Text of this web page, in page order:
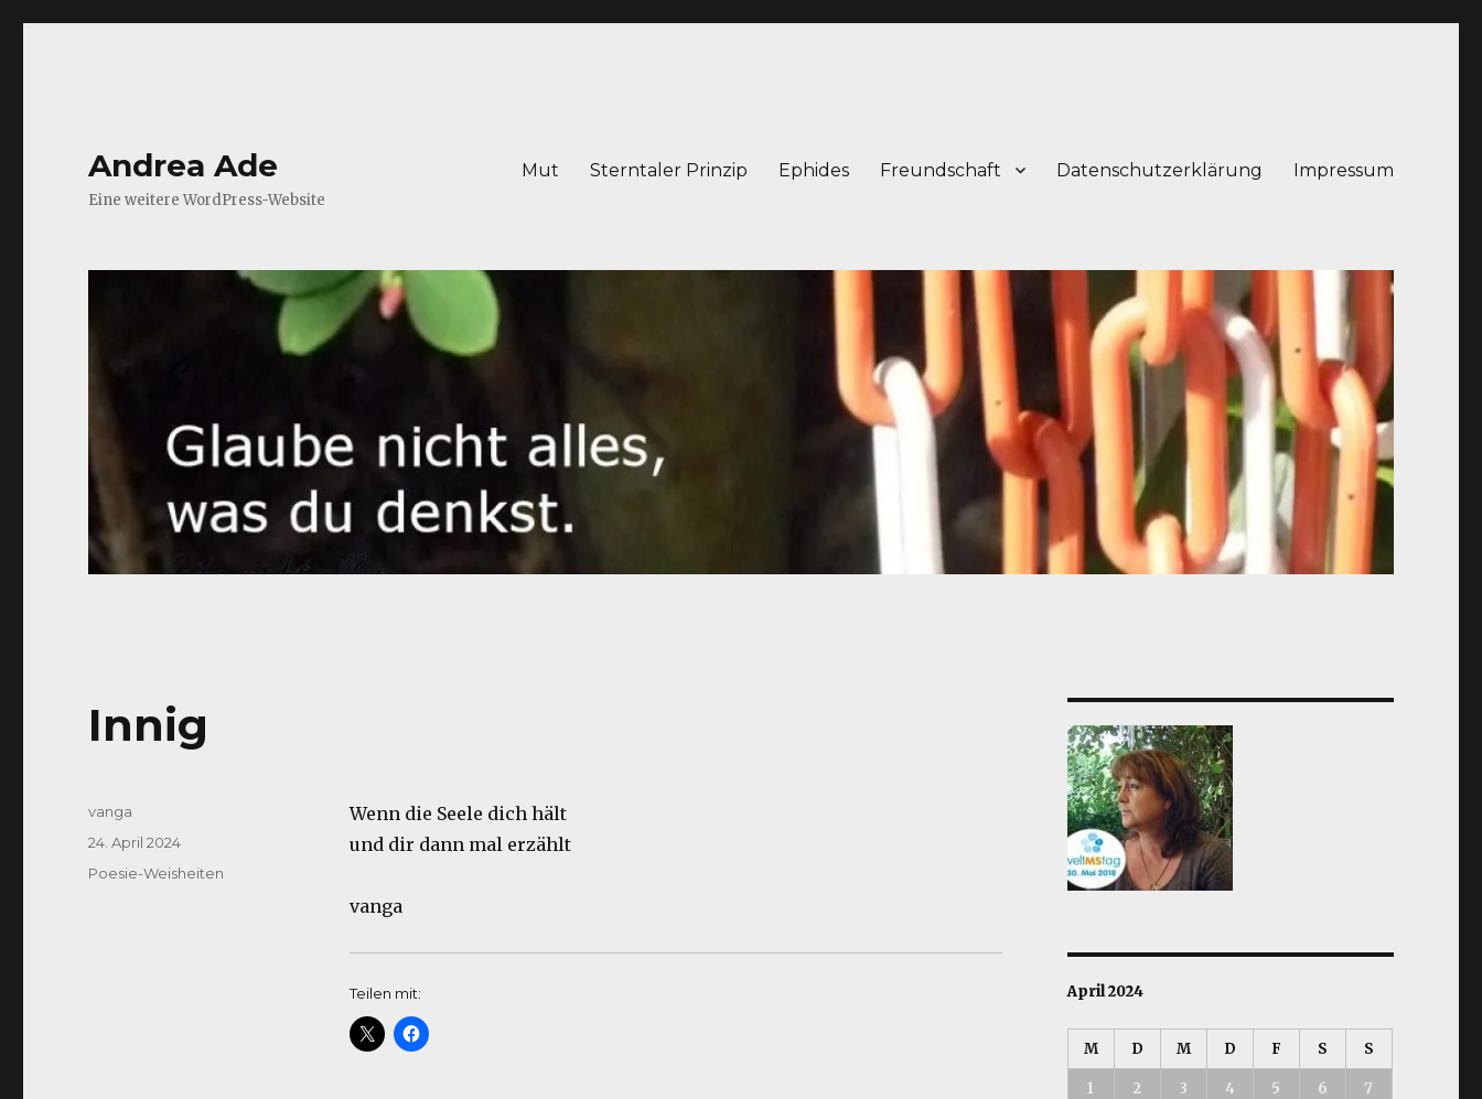
Andrea Ade
Eine weitere WordPress-Website
Mut Sterntaler Prinzip Ephides Freundschaft Datenschutzerklärung Impressum
Innig
Wenn die Seele dich hält
und dir dann mal erzählt
vanga
Teilen mit:
Autor
vanga
Veröffentlicht
24. April 2024
Kategorien
Poesie-Weisheiten
April 2024
M D M D F S S
1 2 3 4 5 6 7